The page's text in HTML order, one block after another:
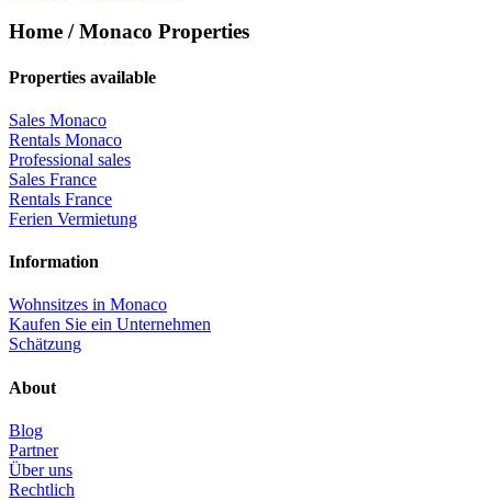
Home / Monaco Properties
Properties available
Sales Monaco
Rentals Monaco
Professional sales
Sales France
Rentals France
Ferien Vermietung
Information
Wohnsitzes in Monaco
Kaufen Sie ein Unternehmen
Schätzung
About
Blog
Partner
Über uns
Rechtlich